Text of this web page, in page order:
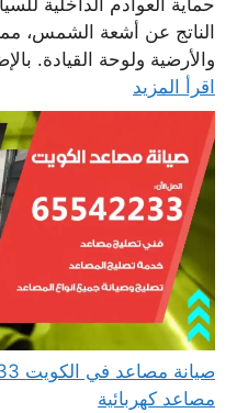
حماية العوادم الداخلية
الناتج عن أشعة الشمس،
والأرضية ولوحة القيادة.
اقرأ المزيد
مصاعد كهربائية